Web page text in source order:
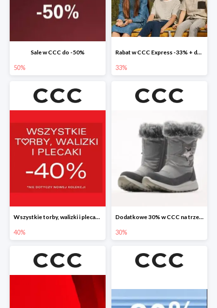
Sale w CCC do -50%
50%
Rabat w CCC Express -33% + darmowa dostawa
33%
Wszystkie torby, walizki i plecaki w CCC -40%
40%
Dodatkowe 30% w CCC na trzewiki, botki i kozaki
30%